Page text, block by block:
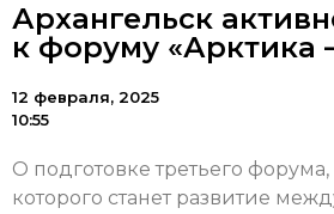
Архангельск
к форуму «Арктика
12 февраля, 2025
10:55
О подготовке третьего
которого станет развитие